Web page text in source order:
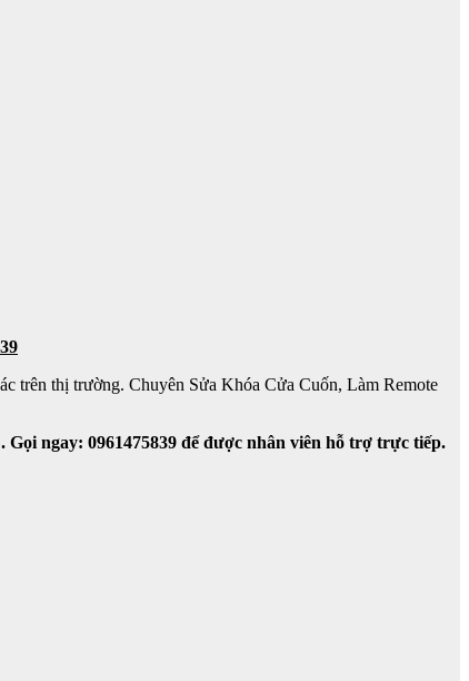
trên thị trường. Chuyên Sửa Khóa Cửa Cuốn, Làm Remote
Gọi ngay: 0961475839 để được nhân viên hỗ trợ trực tiếp.